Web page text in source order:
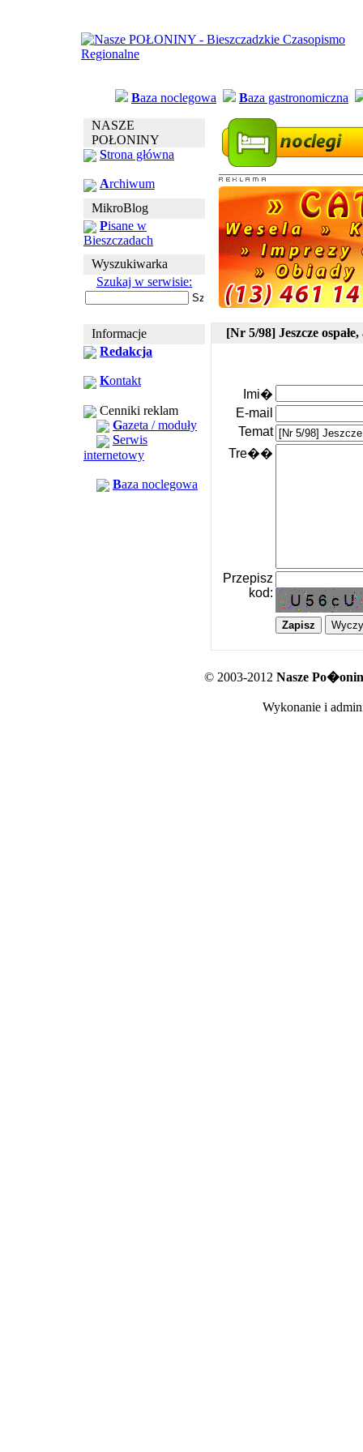
Baza noclegowa Baza gastronomiczna
NASZE
POŁONINY
Strona główna
Archiwum
MikroBlog
Pisane w
Bieszczadach
Wyszukiwarka
Szukaj w serwisie:
Informacje
Redakcja
Kontakt
Cenniki reklam
Gazeta / moduły
Serwis
internetowy
Baza noclegowa
[Nr 5/98] Jeszcze
Imi�
E-mail
Temat
Tre��
Przepisz
kod:
© 2003-2012 Nasze
Wykonanie i